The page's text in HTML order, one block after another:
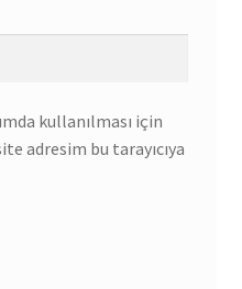
kullanılması için
adresim bu tarayıcıya